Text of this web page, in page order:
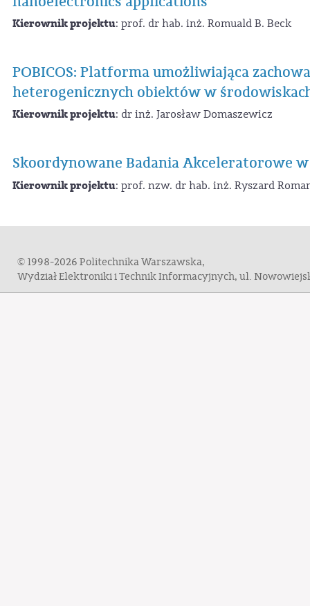
Kierownik projektu: prof. dr hab. inż. Romuald B. Beck
POBICOS: Platforma umożliwiająca
heterogenicznych obiektów w
Kierownik projektu: dr inż. Jarosław Domaszewicz
Skoordynowane Badania Akceleratorowe
Kierownik projektu: prof. nzw. dr hab. inż. Ryszard
© 1998-2026 Politechnika Warszawska,
Wydział Elektroniki i Technik Informacyjnych, ul.